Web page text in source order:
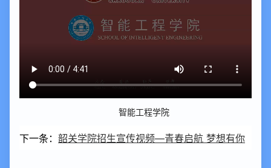
智能工程学院
下一条： 韶关学院招生宣传视频—青春启航 梦想有你